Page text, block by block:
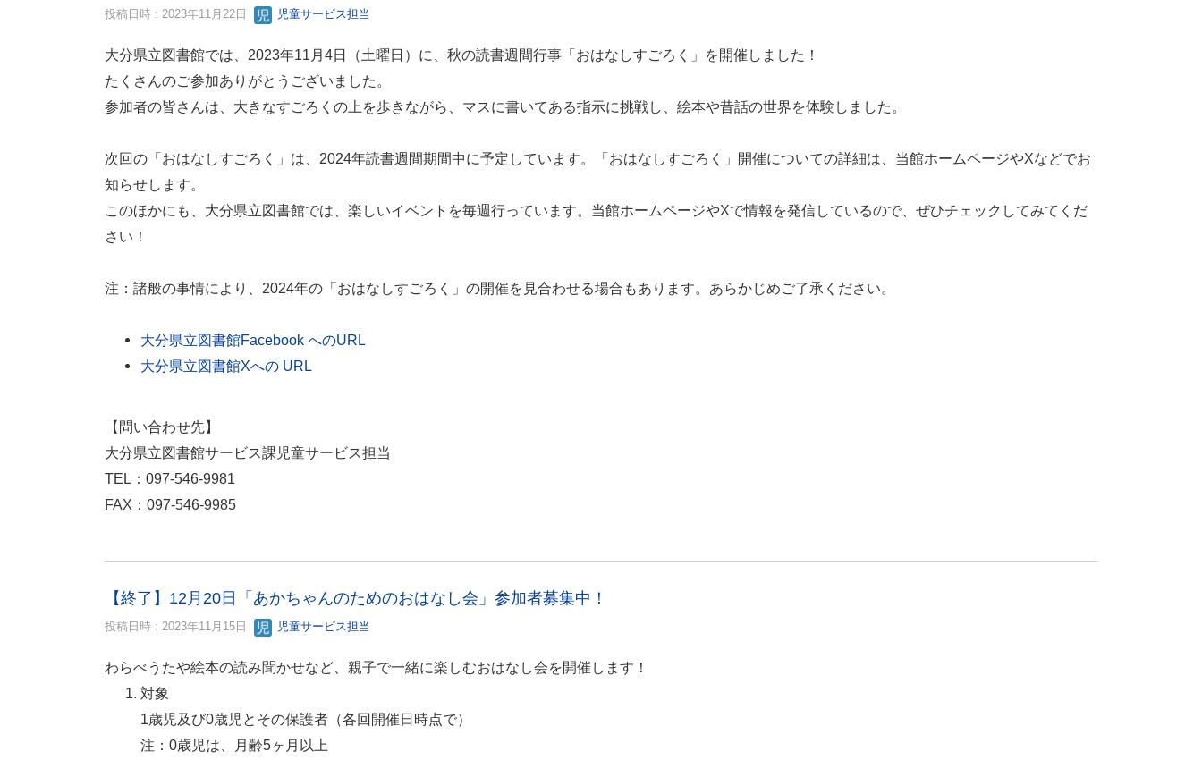
投稿日時 : 2023年11月22日 児童サービス担当
大分県立図書館では、2023年11月4日（土曜日）に、秋の読書週間行事「おはなしすごろく」を開催しました！
たくさんのご参加ありがとうございました。
参加者の皆さんは、大きなすごろくの上を歩きながら、マスに書いてある指示に挑戦し、絵本や昔話の世界を体験しました。
次回の「おはなしすごろく」は、2024年読書週間期間中に予定しています。「おはなしすごろく」開催についての詳細は、当館ホームページやXなどでお
知らせします。
このほかにも、大分県立図書館では、楽しいイベントを毎週行っています。当館ホームページやXで情報を発信しているので、ぜひチェックしてみてくだ
さい！
注：諸般の事情により、2024年の「おはなしすごろく」の開催を見合わせる場合もあります。あらかじめご了承ください。
大分県立図書館Facebook へのURL
大分県立図書館Xへの URL
【問い合わせ先】
大分県立図書館サービス課児童サービス担当
TEL：097-546-9981
FAX：097-546-9985
【終了】12月20日「あかちゃんのためのおはなし会」参加者募集中！
投稿日時 : 2023年11月15日 児童サービス担当
わらべうたや絵本の読み聞かせなど、親子で一緒に楽しむおはなし会を開催します！
対象
1歳児及び0歳児とその保護者（各回開催日時点で）
注：0歳児は、月齢5ヶ月以上